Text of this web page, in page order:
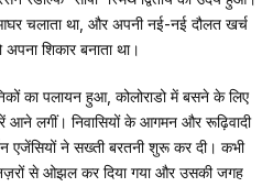
चलाता था, और अपनी नई-नई दौलत खर्च
शिकार बनाता था।
का पलायन हुआ, कोलोराडो में बसने के लिए
आने लगीं। निवासियों के आगमन और रूढ़िवादी
एजेंसियों ने सख्ती बरतनी शुरू कर दी। कभी
से ओझल कर दिया गया और उसकी जगह